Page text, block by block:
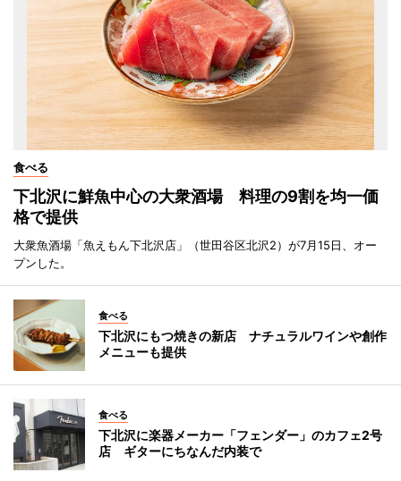
食べる
下北沢に鮮魚中心の大衆酒場 料理の9割を均一価
格で提供
大衆魚酒場「魚えもん下北沢店」（世田谷区北沢2）が7月15日、オー
プンした。
食べる
下北沢にもつ焼きの新店 ナチュラルワインや創作
メニューも提供
食べる
下北沢に楽器メーカー「フェンダー」のカフェ2号
店 ギターにちなんだ内装で